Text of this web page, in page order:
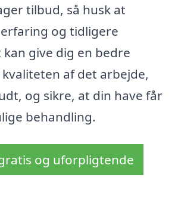
tilbud, så husk at
og tidligere
give dig en bedre
af det arbejde,
og sikre, at din have får
behandling.
og uforpligtende